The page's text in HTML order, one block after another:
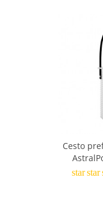
Cesto
starstar